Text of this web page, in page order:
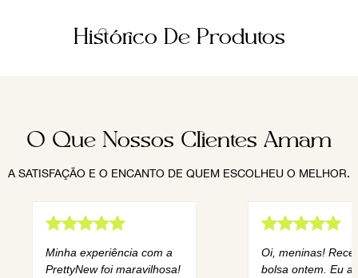
Histórico De Produtos
O Que Nossos Clientes Amam
A SATISFAÇÃO E O ENCANTO DE QUEM ESCOLHEU O MELHOR.
Minha experiência com a
PrettyNew foi maravilhosa!
Oi, meninas!
bolsa ontem. Eu